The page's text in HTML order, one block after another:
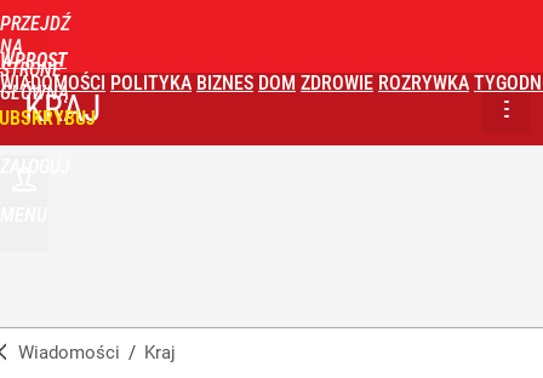
PRZEJDŹ
NA
STRONĘ
GŁÓWNĄ
WPROST
WIADOMOŚCI POLITYKA BIZNES DOM ZDROWIE ROZRYWKA
KRAJ
Wiadomości / Kraj